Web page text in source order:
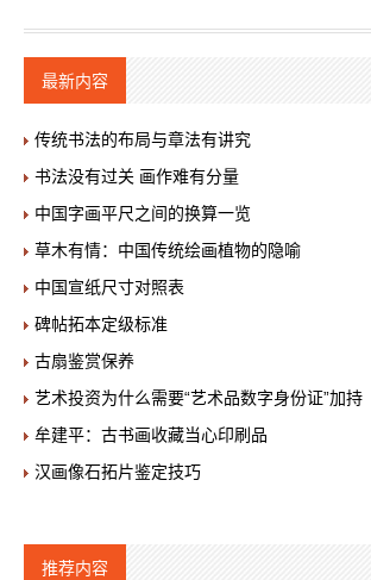
最新内容
传统书法的布局与章法有讲究
书法没有过关 画作难有分量
中国字画平尺之间的换算一览
草木有情：中国传统绘画植物的隐喻
中国宣纸尺寸对照表
碑帖拓本定级标准
古扇鉴赏保养
艺术投资为什么需要“艺术品数字身份证”加持
牟建平：古书画收藏当心印刷品
汉画像石拓片鉴定技巧
推荐内容